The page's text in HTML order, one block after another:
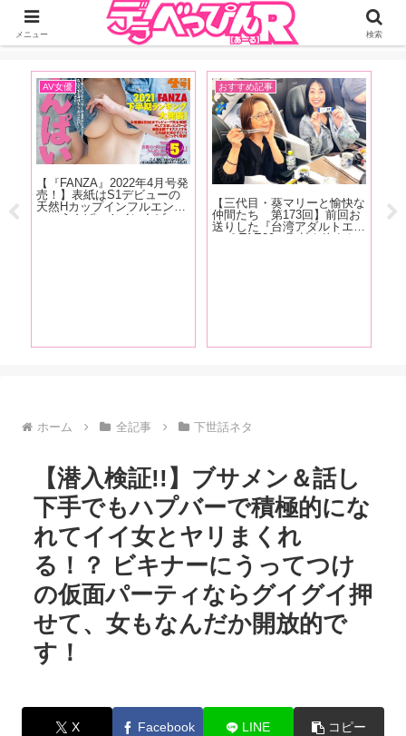
ジーオーティーが運営するちょっとHなニュースサイ。サイト内のリンクには
DMMアフィリエイトが含まれているものがあります
AV女優
【『FANZA』2022年4月号発
売！】表紙はS1デビューの
天然Hカップインフルエンサ
ー・うんぱい！インタビュー
おすすめ記事
【三代目・葵マリーと愉快な
仲間たち 第173回】前回お
送りした『台湾アダルトエキ
スポ TAE09』取材を終えた
ど
ス
ホーム 全記事 下世話ネタ
【潜入検証!!】ブサメン＆話し
下手でもハプバーで積極的にな
れてイイ女とヤリまくれ
る！？ ビキナーにうってつけ
の仮面パーティならグイグイ押
せて、女もなんだか開放的で
す！
X Facebook LINE コピー
メニュー 検索